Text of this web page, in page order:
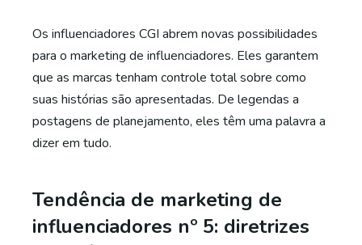
Os influenciadores CGI abrem novas possibilidades
para o marketing de influenciadores. Eles garantem
que as marcas tenham controle total sobre como
suas histórias são apresentadas. De legendas a
postagens de planejamento, eles têm uma palavra a
dizer em tudo.
Tendência de marketing de
influenciadores nº 5: diretrizes